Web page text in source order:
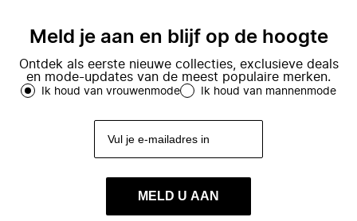
Meld je aan en blijf op de hoogte
Ontdek als eerste nieuwe collecties, exclusieve deals
en mode-updates van de meest populaire merken.
Ik houd van vrouwenmode Ik houd van mannenmode
MELD U AAN